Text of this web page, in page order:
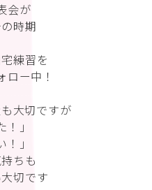
会が
時期
練習を
ロー中！
大切ですが
！」
！」
ちも
切です